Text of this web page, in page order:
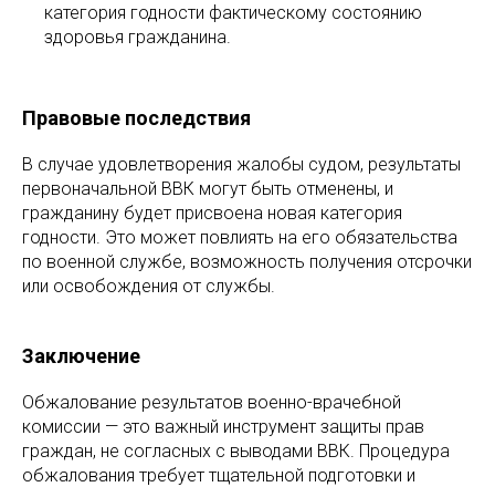
категория годности фактическому состоянию
здоровья гражданина.
Правовые последствия
В случае удовлетворения жалобы судом, результаты
первоначальной ВВК могут быть отменены, и
гражданину будет присвоена новая категория
годности. Это может повлиять на его обязательства
по военной службе, возможность получения отсрочки
или освобождения от службы.
Заключение
Обжалование результатов военно-врачебной
комиссии — это важный инструмент защиты прав
граждан, не согласных с выводами ВВК. Процедура
обжалования требует тщательной подготовки и